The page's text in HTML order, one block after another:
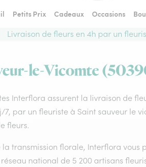
Petits Prix Cadeaux Occasions
Livraison de fleurs en 4h par un
le-Vicomte
Interflora assurent la livraison de
7, par un fleuriste à Saint sauveur le
fleurs.
la transmission florale, Interflora vous
réseau national de 5 200 artisans